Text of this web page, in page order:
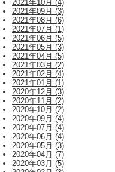
2021年10月 (4)
2021年09月 (3)
2021年08月 (6)
2021年07月 (1)
2021年06月 (5)
2021年05月 (3)
2021年04月 (5)
2021年03月 (2)
2021年02月 (4)
2021年01月 (1)
2020年12月 (3)
2020年11月 (2)
2020年10月 (2)
2020年09月 (4)
2020年07月 (4)
2020年06月 (4)
2020年05月 (3)
2020年04月 (7)
2020年03月 (5)